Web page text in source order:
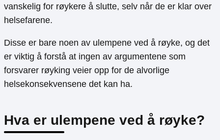
vanskelig for røykere å slutte, selv når de er klar over
helsefarene.
Disse er bare noen av ulempene ved å røyke, og det
er viktig å forstå at ingen av argumentene som
forsvarer røyking veier opp for de alvorlige
helsekonsekvensene det kan ha.
Hva er ulempene ved å røyke?